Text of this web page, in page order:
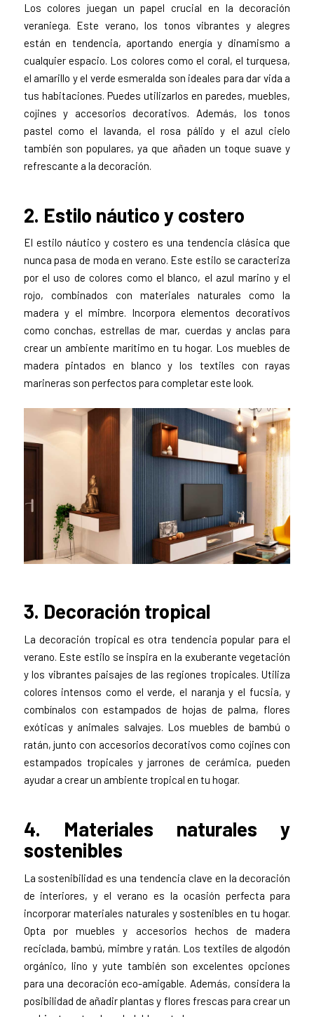
Los colores juegan un papel crucial en la decoración
veraniega. Este verano, los tonos vibrantes y alegres
están en tendencia, aportando energía y dinamismo a
cualquier espacio. Los colores como el coral, el turquesa,
el amarillo y el verde esmeralda son ideales para dar vida a
tus habitaciones. Puedes utilizarlos en paredes, muebles,
cojines y accesorios decorativos. Además, los tonos
pastel como el lavanda, el rosa pálido y el azul cielo
también son populares, ya que añaden un toque suave y
refrescante a la decoración.
2. Estilo náutico y costero
El estilo náutico y costero es una tendencia clásica que
nunca pasa de moda en verano. Este estilo se caracteriza
por el uso de colores como el blanco, el azul marino y el
rojo, combinados con materiales naturales como la
madera y el mimbre. Incorpora elementos decorativos
como conchas, estrellas de mar, cuerdas y anclas para
crear un ambiente marítimo en tu hogar. Los muebles de
madera pintados en blanco y los textiles con rayas
marineras son perfectos para completar este look.
3. Decoración tropical
La decoración tropical es otra tendencia popular para el
verano. Este estilo se inspira en la exuberante vegetación
y los vibrantes paisajes de las regiones tropicales. Utiliza
colores intensos como el verde, el naranja y el fucsia, y
combínalos con estampados de hojas de palma, flores
exóticas y animales salvajes. Los muebles de bambú o
ratán, junto con accesorios decorativos como cojines con
estampados tropicales y jarrones de cerámica, pueden
ayudar a crear un ambiente tropical en tu hogar.
4. Materiales naturales y
sostenibles
La sostenibilidad es una tendencia clave en la decoración
de interiores, y el verano es la ocasión perfecta para
incorporar materiales naturales y sostenibles en tu hogar.
Opta por muebles y accesorios hechos de madera
reciclada, bambú, mimbre y ratán. Los textiles de algodón
orgánico, lino y yute también son excelentes opciones
para una decoración eco-amigable. Además, considera la
posibilidad de añadir plantas y flores frescas para crear un